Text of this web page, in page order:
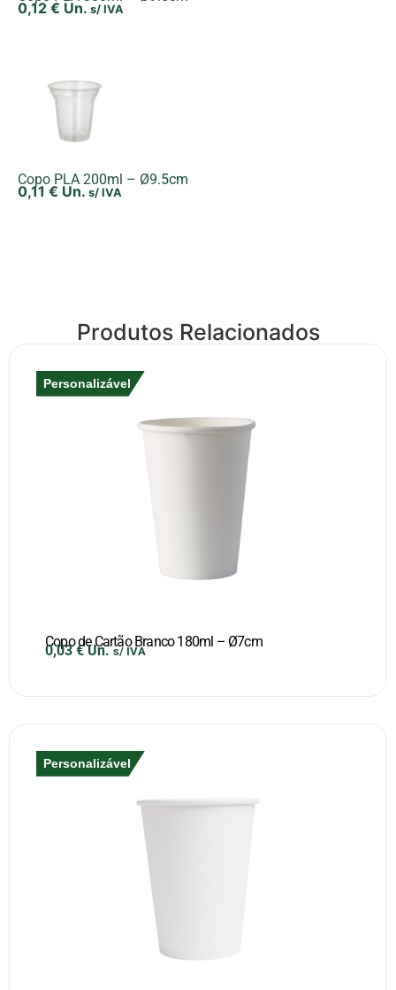
0,12 € Un. s/ IVA
Copo PLA 200ml – Ø9.5cm
0,11 € Un. s/ IVA
Produtos Relacionados
Personalizável
Copo de Cartão Branco 180ml – Ø7cm
0,03€ Un. s/ IVA
Personalizável